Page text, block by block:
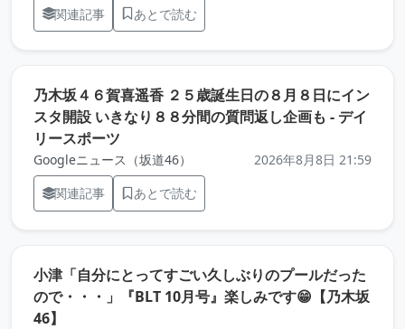
関連記事
あとで読む
乃木坂４６賀喜遥香 ２５歳誕生日の８月８日にイン
スタ開設 いきなり８８分間の質問返し企画も - デイ
リースポーツ
Googleニュース（坂道46）
2026年8月8日 21:59
関連記事
あとで読む
小津「自分にとってすごい久しぶりのプールだった
ので・・・」『BLT 10月号』楽しみです😁【乃木坂
46】